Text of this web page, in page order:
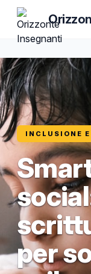
INCLUSIONE
per